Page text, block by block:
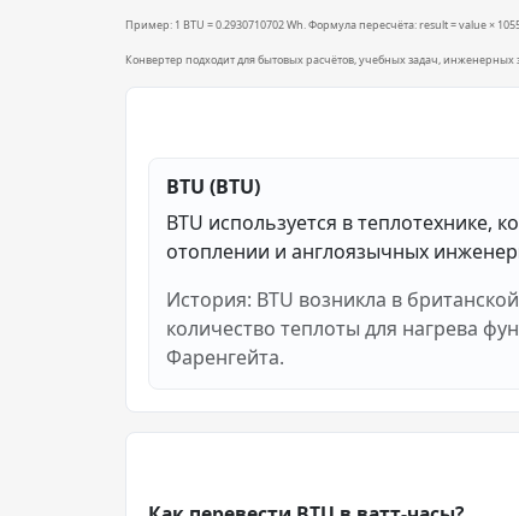
Пример: 1 BTU = 0.2930710702 Wh. Формула пересчёта: result = value ×
Конвертер подходит для бытовых расчётов, учебных задач,
BTU (BTU)
BTU используется в теплотехнике,
отоплении и англоязычных
История: BTU возникла в
количество теплоты для нагрева
Фаренгейта.